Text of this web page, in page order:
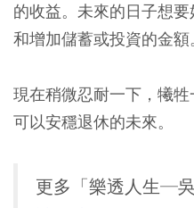
的收益。未來的日子想
和增加儲蓄或投資的金額
現在稍微忍耐一下，犧
可以安穩退休的未來。
更多「樂透人生─